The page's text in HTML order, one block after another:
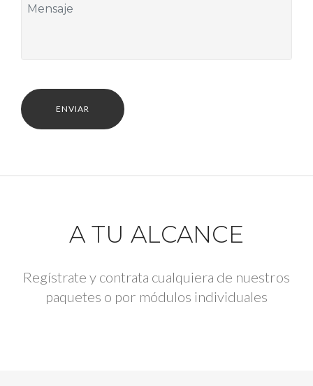
ENVIAR
A TU ALCANCE
Regístrate y contrata cualquiera de nuestros
paquetes o por módulos individuales